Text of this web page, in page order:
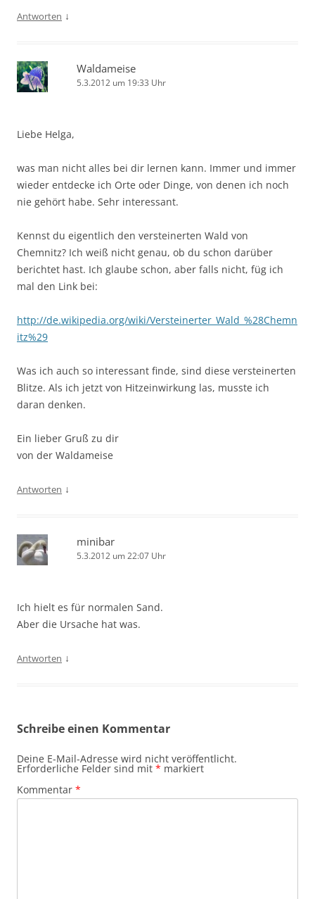
Antworten ↓
Waldameise
5.3.2012 um 19:33 Uhr
Liebe Helga,
was man nicht alles bei dir lernen kann. Immer und immer
wieder entdecke ich Orte oder Dinge, von denen ich noch
nie gehört habe. Sehr interessant.
Kennst du eigentlich den versteinerten Wald von
Chemnitz? Ich weiß nicht genau, ob du schon darüber
berichtet hast. Ich glaube schon, aber falls nicht, füg ich
mal den Link bei:
http://de.wikipedia.org/wiki/Versteinerter_Wald_%28Chemn
itz%29
Was ich auch so interessant finde, sind diese versteinerten
Blitze. Als ich jetzt von Hitzeinwirkung las, musste ich
daran denken.
Ein lieber Gruß zu dir
von der Waldameise
Antworten ↓
minibar
5.3.2012 um 22:07 Uhr
Ich hielt es für normalen Sand.
Aber die Ursache hat was.
Antworten ↓
Schreibe einen Kommentar
Deine E-Mail-Adresse wird nicht veröffentlicht.
Erforderliche Felder sind mit * markiert
Kommentar *